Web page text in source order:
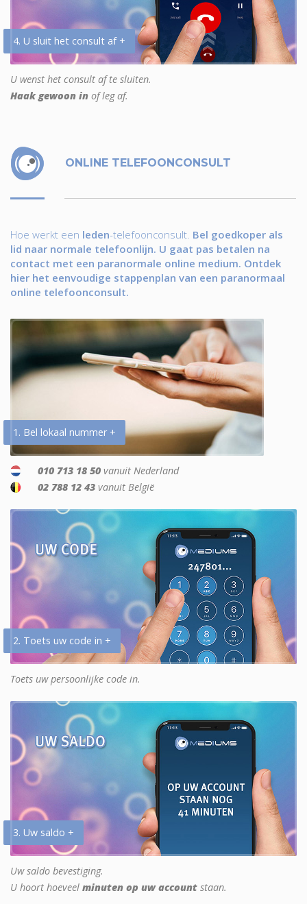
4. U sluit het consult af +
U wenst het consult af te sluiten.
Haak gewoon in of leg af.
ONLINE TELEFOONCONSULT
Hoe werkt een leden-telefoonconsult. Bel goedkoper als
lid naar normale telefoonlijn. U gaat pas betalen na
contact met een paranormale online medium. Ontdek
hier het eenvoudige stappenplan van een paranormaal
online telefoonconsult.
1. Bel lokaal nummer +
010 713 18 50 vanuit Nederland
02 788 12 43 vanuit België
2. Toets uw code in +
Toets uw persoonlijke code in.
3. Uw saldo +
Uw saldo bevestiging.
U hoort hoeveel minuten op uw account staan.